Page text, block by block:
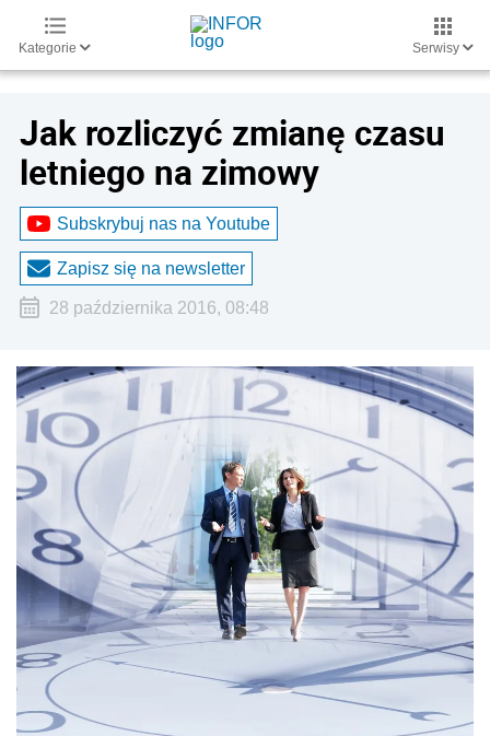
Kategorie Serwisy
Jak rozliczyć zmianę czasu
letniego na zimowy
Subskrybuj nas na Youtube
Zapisz się na newsletter
28 października 2016, 08:48